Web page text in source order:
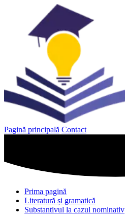
Pagină principală Contact
Prima pagină
Literatură și gramatică
Substantivul la cazul nominativ